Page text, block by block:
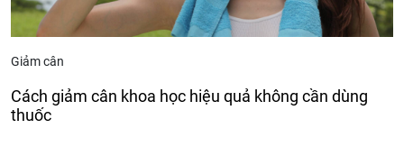
Giảm cân
Cách giảm cân khoa học hiệu quả không cần dùng
thuốc